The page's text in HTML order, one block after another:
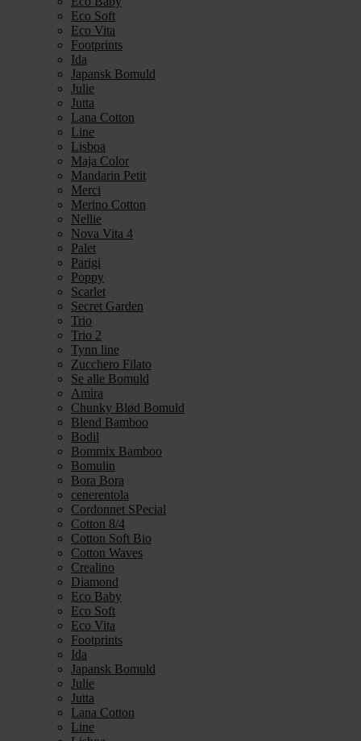
Eco Soft
Eco Vita
Footprints
Ida
Japansk Bomuld
Julie
Jutta
Lana Cotton
Line
Lisboa
Maja Color
Mandarin Petit
Merci
Merino Cotton
Nellie
Nova Vita 4
Palet
Parigi
Poppy
Scarlet
Secret Garden
Trio
Trio 2
Tynn line
Zucchero Filato
Se alle Bomuld
Amira
Chunky Blød Bomuld
Blend Bamboo
Bodil
Bommix Bamboo
Bomulin
Bora Bora
cenerentola
Cordonnet SPecial
Cotton 8/4
Cotton Soft Bio
Cotton Waves
Crealino
Diamond
Eco Baby
Eco Soft
Eco Vita
Footprints
Ida
Japansk Bomuld
Julie
Jutta
Lana Cotton
Line